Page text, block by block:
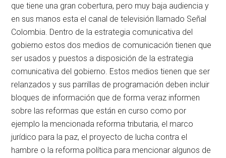
que tiene una gran cobertura, pero muy baja audiencia y
en sus manos esta el canal de televisión llamado Señal
Colombia. Dentro de la estrategia comunicativa del
gobierno estos dos medios de comunicación tienen que
ser usados y puestos a disposición de la estrategia
comunicativa del gobierno. Estos medios tienen que ser
relanzados y sus parrillas de programación deben incluir
bloques de información que de forma veraz informen
sobre las reformas que están en curso como por
ejemplo la mencionada reforma tributaria, el marco
jurídico para la paz, el proyecto de lucha contra el
hambre o la reforma política para mencionar algunos de